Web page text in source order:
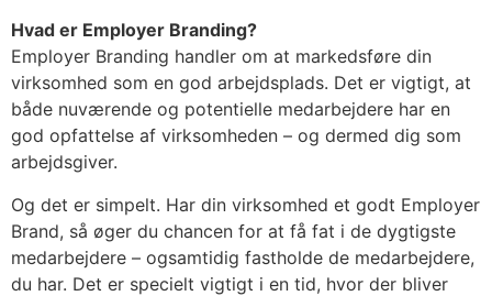
Hvad er Employer Branding?
Employer Branding handler om at markedsføre din
virksomhed som en god arbejdsplads. Det er vigtigt, at
både nuværende og potentielle medarbejdere har en
god opfattelse af virksomheden – og dermed dig som
arbejdsgiver.
Og det er simpelt. Har din virksomhed et godt Employer
Brand, så øger du chancen for at få fat i de dygtigste
medarbejdere – ogsamtidig fastholde de medarbejdere,
du har. Det er specielt vigtigt i en tid, hvor der bliver